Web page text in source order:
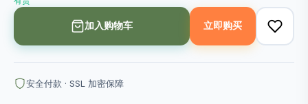
加入购物车 立即购买
安全付款 · SSL 加密保障